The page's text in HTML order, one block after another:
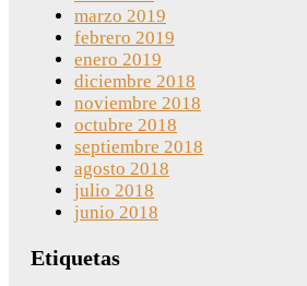
marzo 2019
febrero 2019
enero 2019
diciembre 2018
noviembre 2018
octubre 2018
septiembre 2018
agosto 2018
julio 2018
junio 2018
Etiquetas